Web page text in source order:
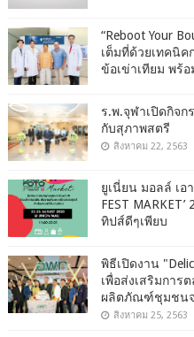
“Reboot Your
เต็มที่ด้วยเทคนิค
ข้อเข่าเทียม พร้อ
ร.พ.จุฬาเปิดกิจก
กับสุภาพสตรี
สิงหาคม 22, 2563
ยูเนี่ยน มอลล์ เอ
FEST
ทิปส์ดีๆเพียบ
พิธีเปิดงาน
เพื่อส่งเสริมการ
ผลิตภัณฑ์ชุมชนจ
สิงหาคม 25, 2563